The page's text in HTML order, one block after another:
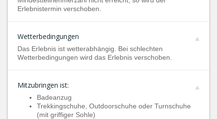
Erlebnistermin verschoben.
Wetterbedingungen
Das Erlebnis ist wetterabhängig. Bei schlechten
Wetterbedingungen wird das Erlebnis verschoben.
Mitzubringen ist:
Badeanzug
Trekkingschuhe, Outdoorschuhe oder Turnschuhe
(mit griffiger Sohle)